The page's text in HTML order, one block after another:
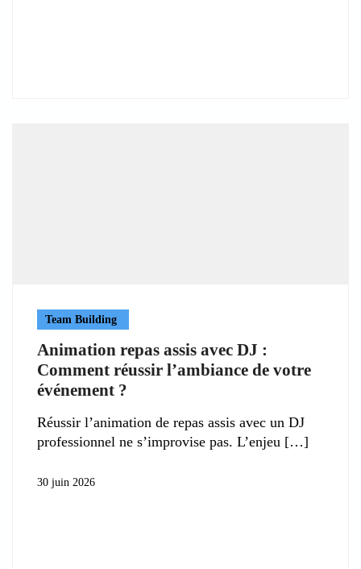
Team Building
Animation repas assis avec DJ :
Comment réussir l’ambiance de votre
événement ?
Réussir l’animation de repas assis avec un DJ
professionnel ne s’improvise pas. L’enjeu
30 juin 2026